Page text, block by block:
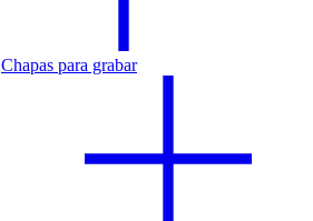
Chapas para grabar